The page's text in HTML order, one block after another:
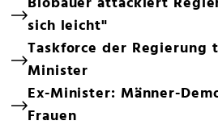
sich leicht"
Taskforce der Regierung
Minister
Ex-Minister: Männer-
Frauen